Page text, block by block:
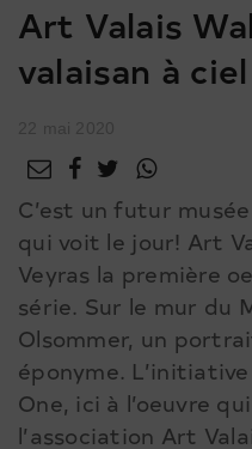
Art Valais
valaisan à
C’est un futur
qui voit le jour! Art
Veyras la première
série. Sur le mur du
Olsommer, un
éponyme.
One, ici à l’oeuvre
l’association Art